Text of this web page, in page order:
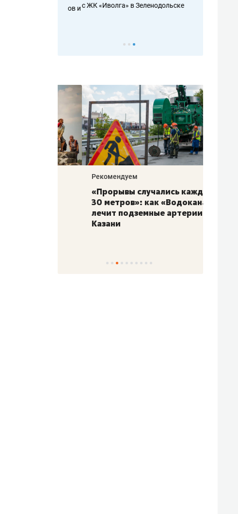
знать аксакалов и
с ЖК «Иволга» в Зеленодольске
Рекомендуем
«Прорывы случались каждые
30 метров»: как «Водоканал»
лечит подземные артерии
Казани